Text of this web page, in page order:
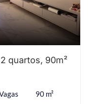
quartos, 90m²
90 m²